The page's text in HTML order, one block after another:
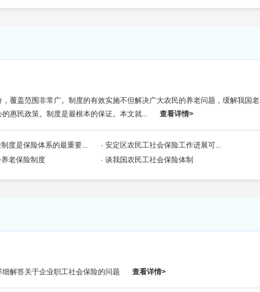
覆盖范围非常广。制度的有效实施不但解决广大农民的养老问题，缓解我国老
惠民政策。制度是最根本的保证。本文就...
查看详情>
度是保险体系的最重要...
安定区农民工社会保险工作进展可...
老保险制度 谈我国农民工社会保险体制
解答关于企业职工社会保险的问题 查看详情>